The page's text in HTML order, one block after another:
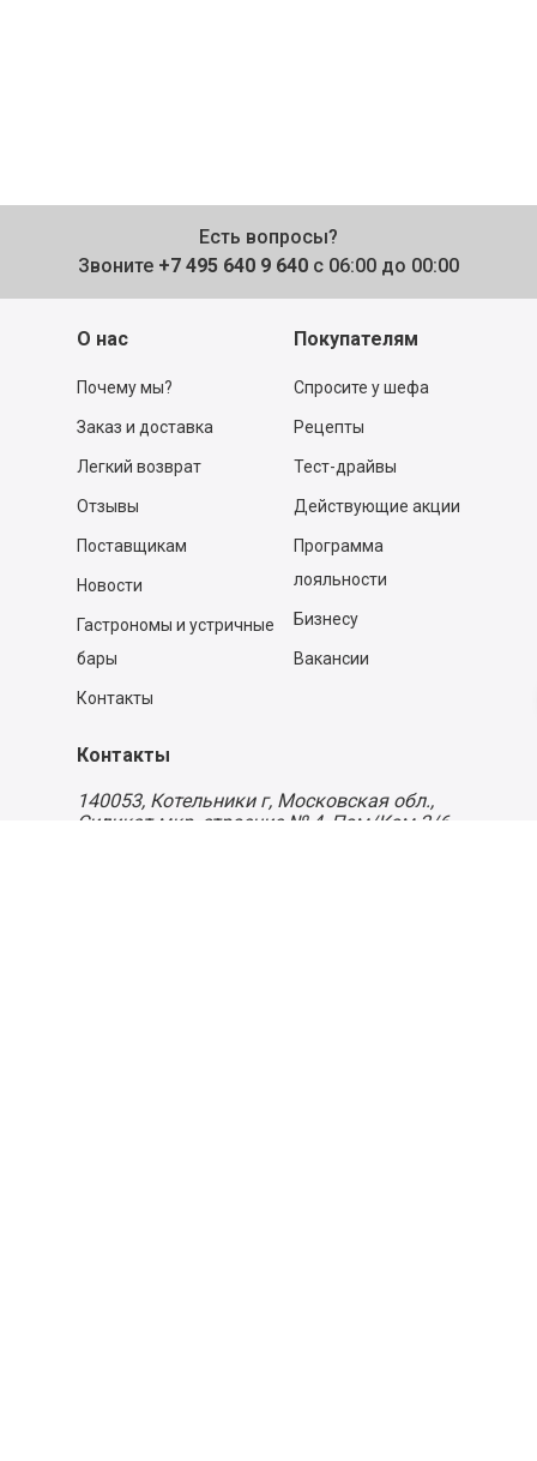
Есть вопросы?
Звоните +7 495 640 9 640 с 06:00 до 00:00
О нас
Почему мы?
Заказ и доставка
Легкий возврат
Отзывы
Поставщикам
Новости
Гастрономы и устричные
бары
Контакты
Покупателям
Спросите у шефа
Рецепты
Тест-драйвы
Действующие акции
Программа
лояльности
Бизнесу
Вакансии
Контакты
140053, Котельники г, Московская обл.,
Силикат мкр, строение № 4, Пом/Ком 2/6